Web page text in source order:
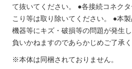
て抜いてください。 ●各接続コネク
こり等は取り除いてください。 ●本
機器等にキズ・破損等の問題が発生
負いかねますのであらかじめご了承く
※本体は同梱されておりません。